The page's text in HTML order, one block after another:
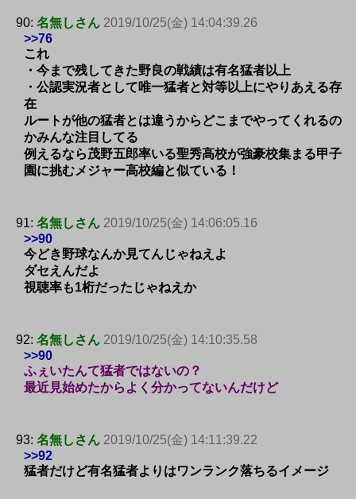
90: 名無しさん 2019/10/25(金) 14:04:39.26
>>76
これ
・今まで残してきた野良の戦績は有名猛者以上
・公認実況者として唯一猛者と対等以上にやりあえる存
在
ルートが他の猛者とは違うからどこまでやってくれるの
かみんな注目してる
例えるなら茂野五郎率いる聖秀高校が強豪校集まる甲子
園に挑むメジャー高校編と似ている！
91: 名無しさん 2019/10/25(金) 14:06:05.16
>>90
今どき野球なんか見てんじゃねえよ
ダセえんだよ
視聴率も1桁だったじゃねえか
92: 名無しさん 2019/10/25(金) 14:10:35.58
>>90
ふぇいたんて猛者ではないの？
最近見始めたからよく分かってないんだけど
93: 名無しさん 2019/10/25(金) 14:11:39.22
>>92
猛者だけど有名猛者よりはワンランク落ちるイメージ